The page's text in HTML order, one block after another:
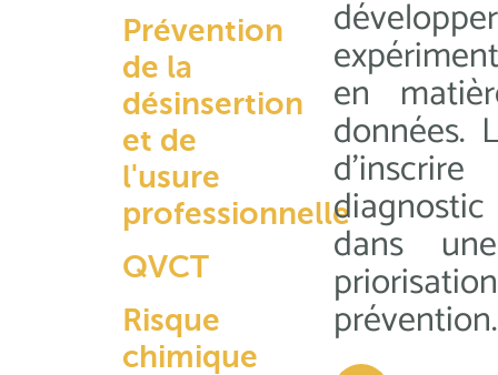
Prévention
de la
désinsertion
et de
l'usure
professionnelle
QVCT
Risque
chimique
en
données.
dans
prévention.